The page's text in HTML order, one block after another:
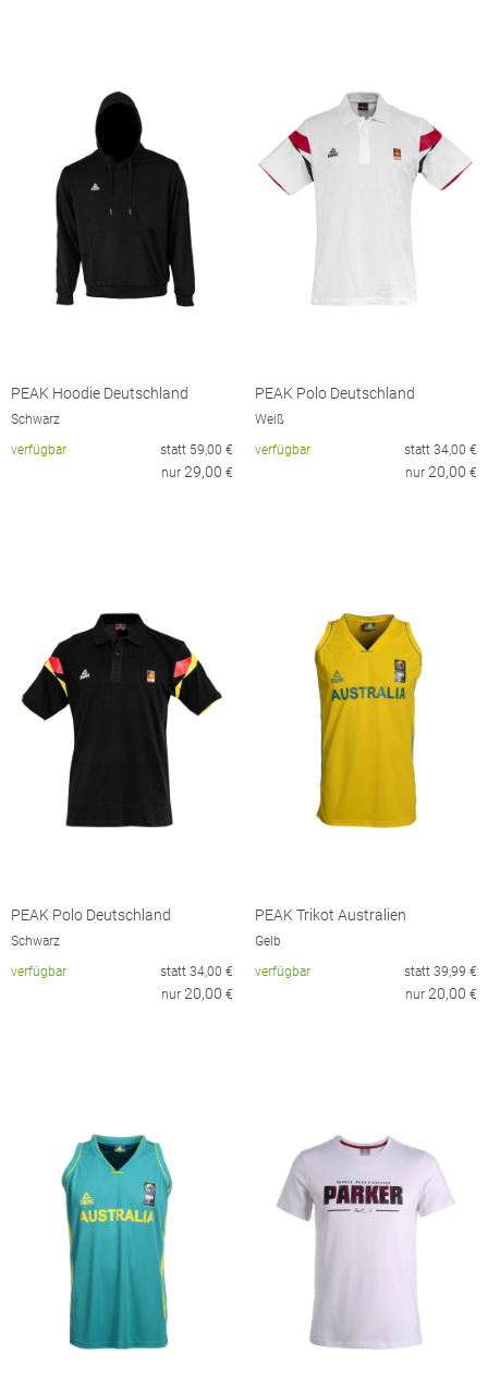
PEAK Hoodie Deutschland
Schwarz
verfügbar
statt 59,00 €
nur 29,00 €
PEAK Polo Deutschland
Weiß
verfügbar
statt 34,00 €
nur 20,00 €
PEAK Polo Deutschland
Schwarz
verfügbar
statt 34,00 €
nur 20,00 €
PEAK Trikot Australien
Gelb
verfügbar
statt 39,99 €
nur 20,00 €